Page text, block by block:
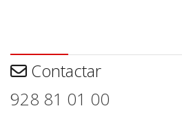
Contactar
928 81 01 00